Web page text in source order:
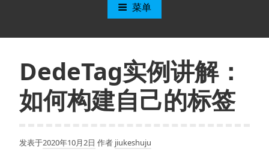
菜单
DedeTag实例讲解：
如何构建自己的标签
发表于2020年10月2日 作者 jiukeshuju